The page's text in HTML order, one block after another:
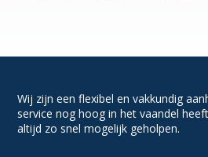
Wij zijn een flexibel en vakkundig
service nog hoog in het vaandel
altijd zo snel mogelijk geholpen.